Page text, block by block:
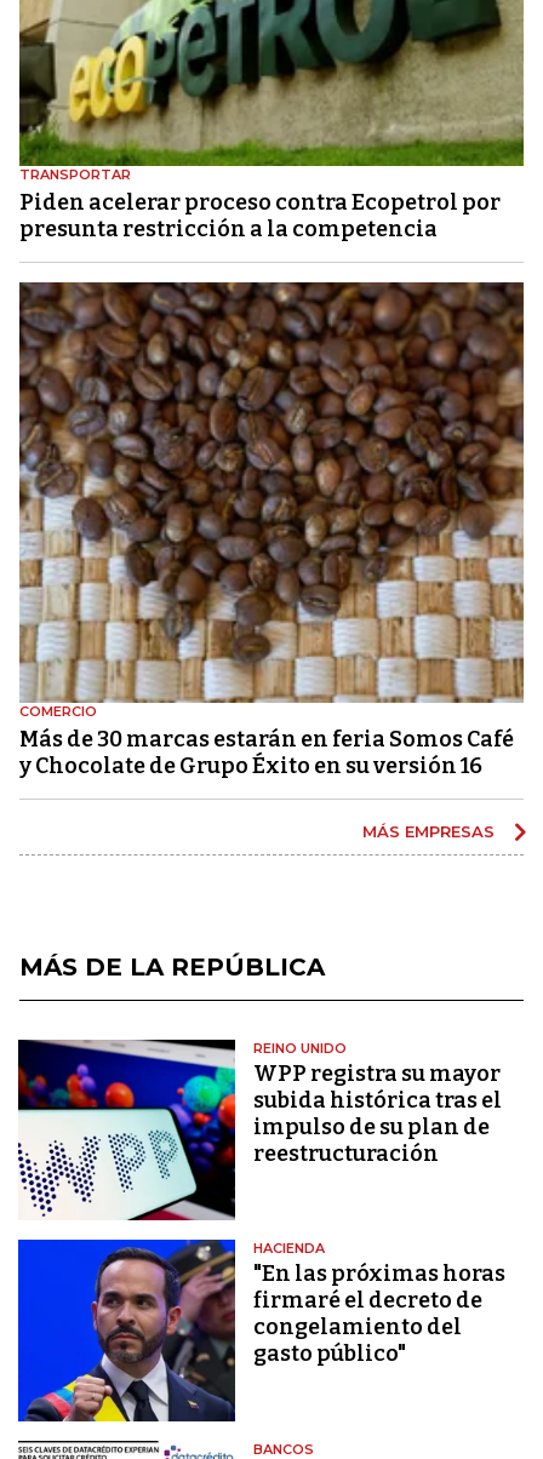
TRANSPORTAR
Piden acelerar proceso contra Ecopetrol por
presunta restricción a la competencia
COMERCIO
Más de 30 marcas estarán en feria Somos Café
y Chocolate de Grupo Éxito en su versión 16
MÁS EMPRESAS
MÁS DE LA REPÚBLICA
REINO UNIDO
WPP registra su mayor
subida histórica tras el
impulso de su plan de
reestructuración
HACIENDA
"En las próximas horas
firmaré el decreto de
congelamiento del
gasto público"
BANCOS